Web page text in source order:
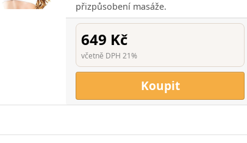
přizpůsobení masáže.
649 Kč
včetně DPH 21%
Koupit